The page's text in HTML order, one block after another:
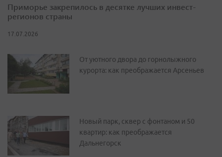
Приморье закрепилось в десятке лучших инвест-
регионов страны
17.07.2026
От уютного двора до горнолыжного
курорта: как преображается Арсеньев
Новый парк, сквер с фонтаном и 50
квартир: как преображается
Дальнегорск